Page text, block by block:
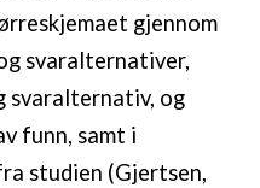
gjennom
svaralternativer,
svaralternativ, og
funn, samt i
studien (Gjertsen,